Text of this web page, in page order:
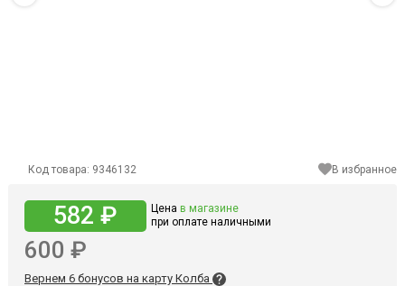
Код товара: 9346132 В избранное
582 ₽ Цена в магазине
при оплате наличными
600 ₽
Вернем 6 бонусов на карту Колба